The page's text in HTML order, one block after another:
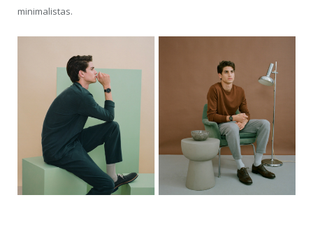
minimalistas.